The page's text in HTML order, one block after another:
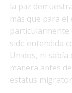
la paz
más que para el
particularmente
sido entendida
Unidos, ni sabía
manera antes
estatus